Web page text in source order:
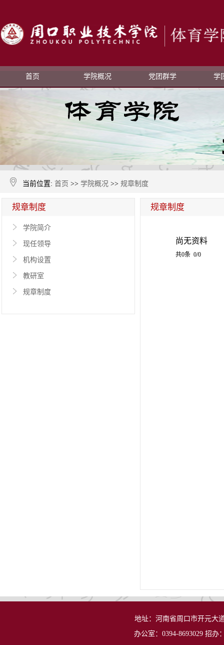
首页 学院概况 党团群学 学
当前位置: 首页 >> 学院概况 >> 规章制度
规章制度
学院简介
现任领导
机构设置
教研室
规章制度
规章制度
尚无资料
共0条 0/0
地址：河南省周口市开元大
办公室：0394-8693029 招办